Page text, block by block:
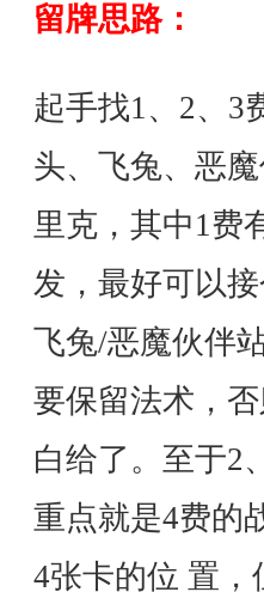
留牌思路：
起手找1、2、3
头、飞兔、恶
里克，其中1费
发，最好可以
飞兔/恶魔伙伴
要保留法术，
白给了。至于2
重点就是4费的
4张卡的位 置，